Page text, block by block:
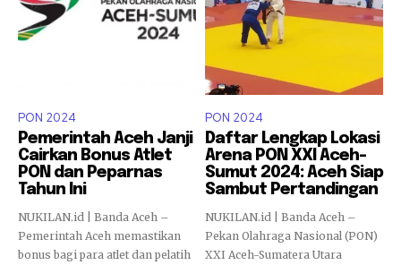
PON 2024
Pemerintah Aceh Janji
Cairkan Bonus Atlet
PON dan Peparnas
Tahun Ini
NUKILAN.id | Banda Aceh –
Pemerintah Aceh memastikan
bonus bagi para atlet dan pelatih
PON 2024
Daftar Lengkap Lokasi
Arena PON XXI Aceh-
Sumut 2024: Aceh Siap
Sambut Pertandingan
NUKILAN.id | Banda Aceh –
Pekan Olahraga Nasional (PON)
XXI Aceh-Sumatera Utara